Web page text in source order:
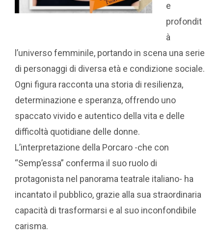
e
profondit
à
l’universo femminile, portando in scena una serie
di personaggi di diversa età e condizione sociale.
Ogni figura racconta una storia di resilienza,
determinazione e speranza, offrendo uno
spaccato vivido e autentico della vita e delle
difficoltà quotidiane delle donne.
L’interpretazione della Porcaro -che con
“Semp’essa” conferma il suo ruolo di
protagonista nel panorama teatrale italiano- ha
incantato il pubblico, grazie alla sua straordinaria
capacità di trasformarsi e al suo inconfondibile
carisma.